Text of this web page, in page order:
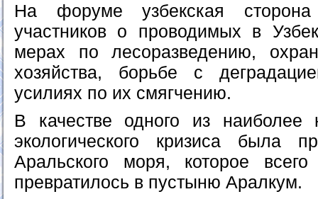
На форуме узбекская сторона
участников о проводимых в
мерах по лесоразведению,
хозяйства, борьбе с
усилиях по их смягчению.
В качестве одного из наиболее
экологического кризиса была
Аральского моря, которое
превратилось в пустыню Аралкум.